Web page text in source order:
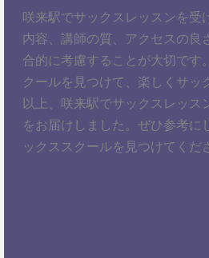
咲来駅でサックスレッスンを受
内容、講師の質、アクセスの良
合的に考慮することが大切です
クールを見つけて、楽しくサッ
以上、咲来駅でサックスレッス
をお届けしました。ぜひ参考に
ックススクールを見つけてくだ